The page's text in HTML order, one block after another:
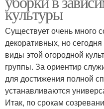
культуры
Существует очень много
декоративных, но
виды этой огородной
группы. За ориентир
для достижения полной
устанавливаются
Итак, по срокам